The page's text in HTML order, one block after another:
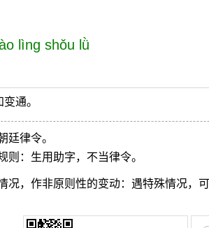
lìng shǒu lǜ
通。
廷律令。
则：生用助字，不当律令。
况，作非原则性的变动：遇特殊情况，